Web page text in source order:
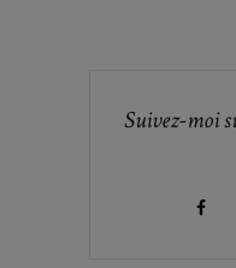
Suivez-moi